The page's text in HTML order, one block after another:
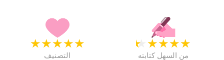
★
★
★
★
★
التصنيف
★
★
★
★
★
من السهل كتابته